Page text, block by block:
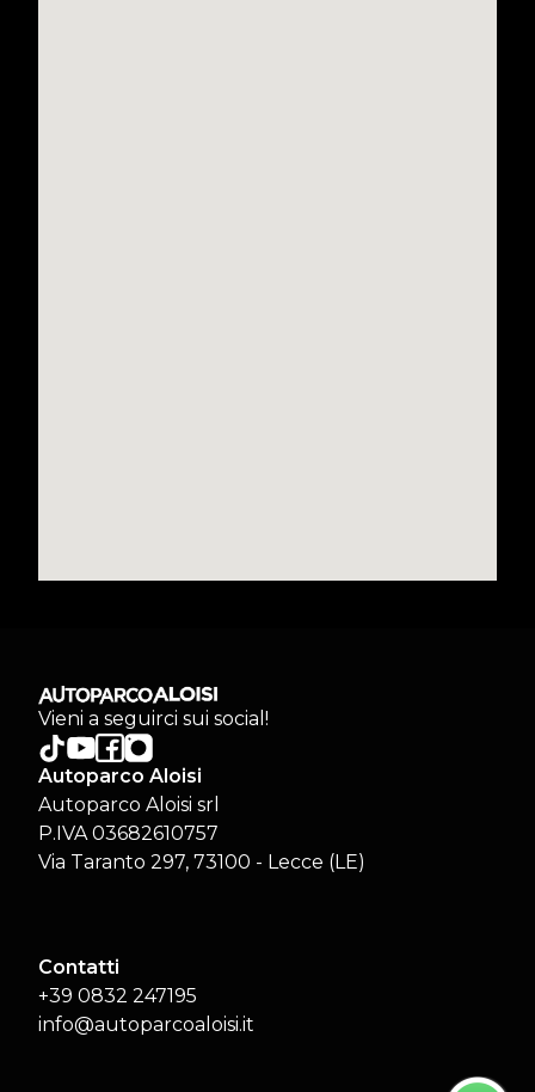
Vieni a seguirci sui social!
Autoparco Aloisi
Autoparco Aloisi srl
P.IVA 03682610757
Via Taranto 297, 73100 - Lecce (LE)
Contatti
+39 0832 247195
info@autoparcoaloisi.it